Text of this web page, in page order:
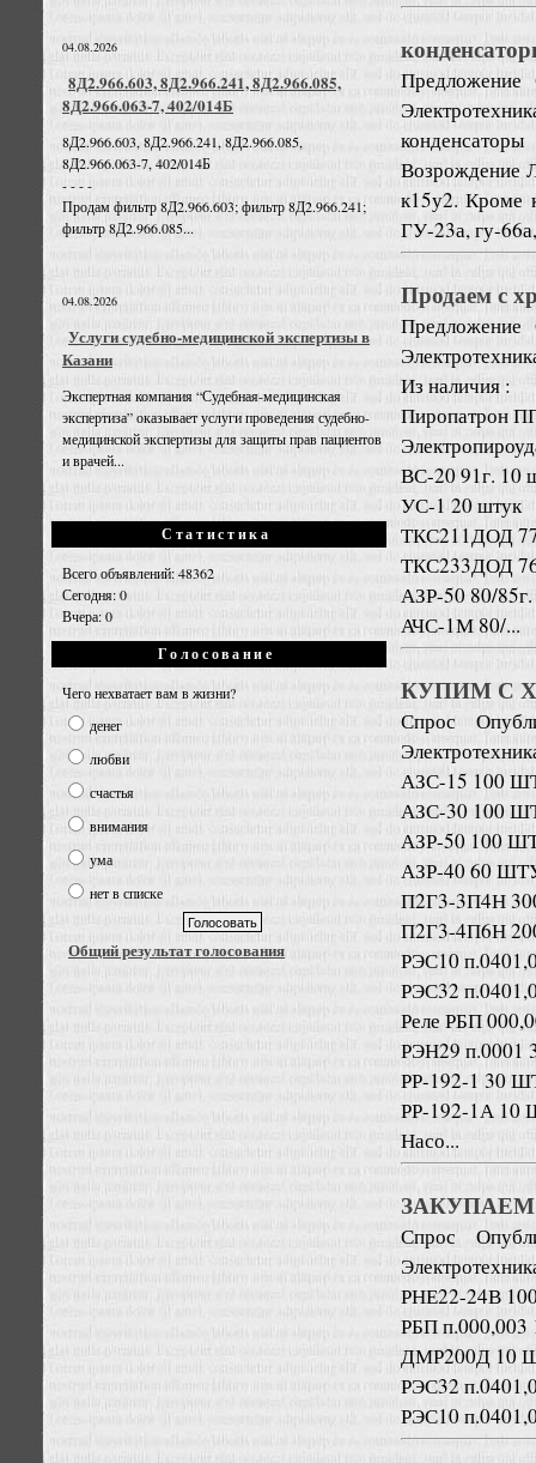
04.08.2026
8Д2.966.603, 8Д2.966.241, 8Д2.966.085,
8Д2.966.063-7, 402/014Б
8Д2.966.603, 8Д2.966.241, 8Д2.966.085,
8Д2.966.063-7, 402/014Б
- - - -
Продам фильтр 8Д2.966.603; фильтр 8Д2.966.241;
фильтр 8Д2.966.085...
04.08.2026
Услуги судебно-медицинской экспертизы в
Казани
Экспертная компания “Судебная-медицинская
экспертиза” оказывает услуги проведения судебно-
медицинской экспертизы для защиты прав пациентов
и врачей...
Статистика
Всего объявлений: 48362
Сегодня: 0
Вчера: 0
Голосование
Чего нехватает вам в жизни?
денег
любви
счастья
внимания
ума
нет в списке
Общий результат голосования
Предложение
Возрождение
к15у2. Кроме
ГУ-23а, гу-
Продаем с
Предложение
Из наличия :
Пиропатрон
ВС-20 91г. 10
УС-1 20 штук
ТКС211ДОД
ТКС233ДОД
АЗР-50 80/
АЧС-1М 80/...
КУПИМ С
Спрос
АЗС-15 100
АЗС-30 100
АЗР-50 100
АЗР-40 60
П2Г3-3П4Н
П2Г3-4П6Н
РЭС10
РЭС32
Реле РБП
РЭН29
РР-192-1 30
РР-192-1А
Насо...
Спрос
РНЕ22-24В
РБП
ДМР200Д 10
РЭС32
РЭС10